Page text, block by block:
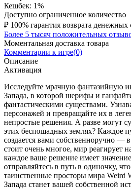
Кешбек: 1%
Доступно ограниченное количество
₽ 100% гарантия возврата денежных
Более 5 тысяч положительных
Моментальная доставка товара
Комментарии к игре(0)
Описание
Активация
Исследуйте мрачную фантазийную
Запада, в которой шерифы и
фантастическими существами.
персонажей и превращайте их в
непростые решения. А разве могут
этих беспощадных землях? Каждое
создается вами собственноручно —
стоит очень многое, мир реагирует
каждое ваше решение имеет
отправляйтесь в путь в одиночку,
таинственные просторы мира Weird
Запада станет вашей собственной